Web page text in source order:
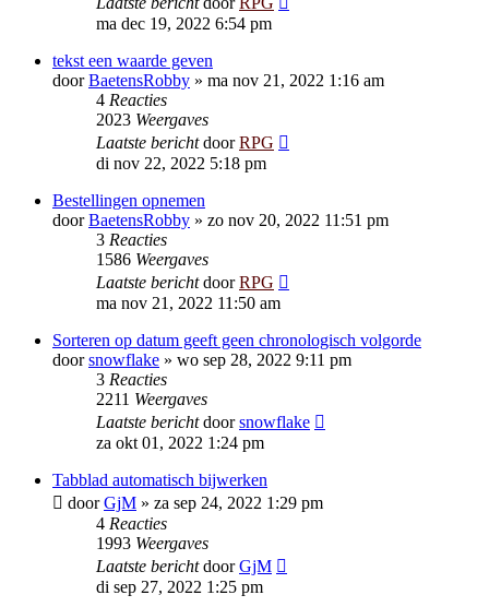
ma dec 19, 2022 6:54 pm
tekst een waarde geven
doorBaetensRobby » ma nov 21, 2022 1:16 am
4 Reacties
2023 Weergaves
Laatste berichtdoorRPG
di nov 22, 2022 5:18 pm
Bestellingen opnemen
doorBaetensRobby » zo nov 20, 2022 11:51 pm
3 Reacties
1586 Weergaves
Laatste berichtdoorRPG
ma nov 21, 2022 11:50 am
Sorteren op datum geeft geen chronologisch volgorde
doorsnowflake » wo sep 28, 2022 9:11 pm
3 Reacties
2211 Weergaves
Laatste berichtdoorsnowflake
za okt 01, 2022 1:24 pm
Tabblad automatisch bijwerken
doorGjM » za sep 24, 2022 1:29 pm
4 Reacties
1993 Weergaves
Laatste berichtdoorGjM
di sep 27, 2022 1:25 pm